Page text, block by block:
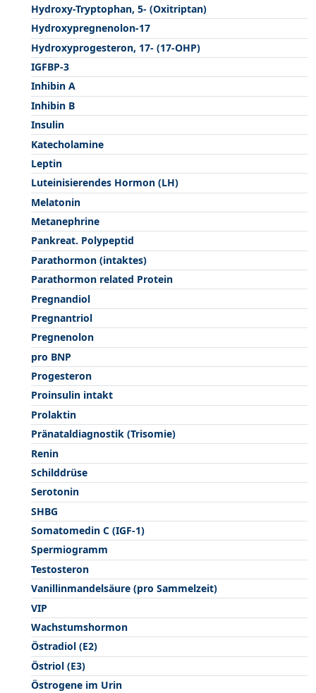
Hydroxy-Tryptophan, 5- (Oxitriptan)
Hydroxypregnenolon-17
Hydroxyprogesteron, 17- (17-OHP)
IGFBP-3
Inhibin A
Inhibin B
Insulin
Katecholamine
Leptin
Luteinisierendes Hormon (LH)
Melatonin
Metanephrine
Pankreat. Polypeptid
Parathormon (intaktes)
Parathormon related Protein
Pregnandiol
Pregnantriol
Pregnenolon
pro BNP
Progesteron
Proinsulin intakt
Prolaktin
Pränataldiagnostik (Trisomie)
Renin
Schilddrüse
Serotonin
SHBG
Somatomedin C (IGF-1)
Spermiogramm
Testosteron
Vanillinmandelsäure (pro Sammelzeit)
VIP
Wachstumshormon
Östradiol (E2)
Östriol (E3)
Östrogene im Urin